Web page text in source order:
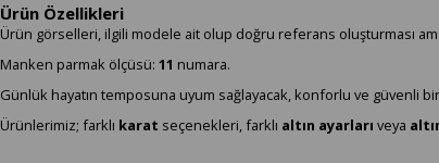
Ürün Özellikleri
Ürün görselleri, ilgili modele ait olup doğru referans oluşturması
Manken parmak ölçüsü: 11 numara.
Günlük hayatın temposuna uyum sağlayacak, konforlu ve güvenli
Ürünlerimiz; farklı karat seçenekleri, farklı altın ayarları veya